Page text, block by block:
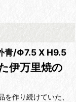
青/Φ7.5 X H9.5
伊万里焼の
を作り続けていた、